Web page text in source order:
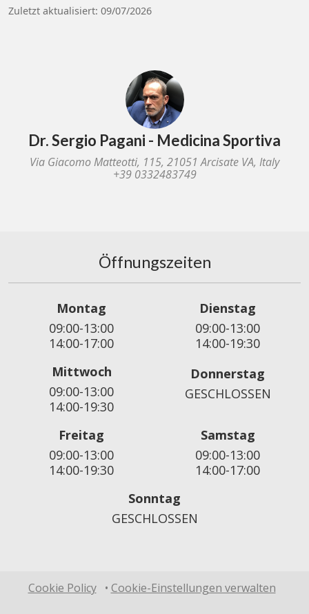
Zuletzt aktualisiert: 09/07/2026
Dr. Sergio Pagani - Medicina Sportiva
Via Giacomo Matteotti, 115, 21051 Arcisate VA, Italy
+39 0332483749
Öffnungszeiten
Montag
09:00-13:00
14:00-17:00
Dienstag
09:00-13:00
14:00-19:30
Mittwoch
09:00-13:00
14:00-19:30
Donnerstag
GESCHLOSSEN
Freitag
09:00-13:00
14:00-19:30
Samstag
09:00-13:00
14:00-17:00
Sonntag
GESCHLOSSEN
Cookie Policy • Cookie-Einstellungen verwalten